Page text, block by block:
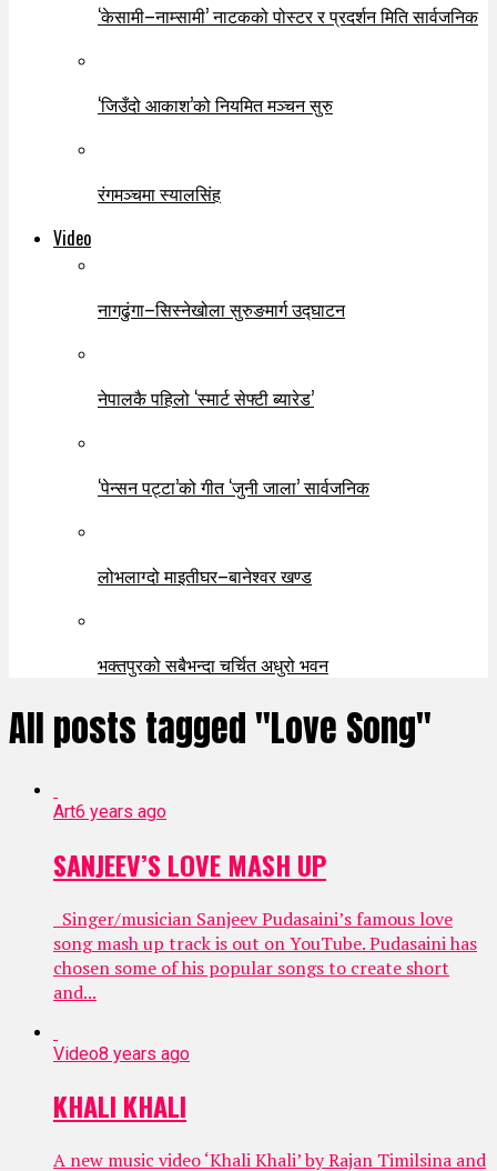
‘केसामी–नाम्सामी’ नाटकको पोस्टर र प्रदर्शन मिति सार्वजनिक
‘जिउँदो आकाश’को नियमित मञ्चन सुरु
रंगमञ्चमा स्यालसिंह
Video
नागढुंगा–सिस्नेखोला सुरुङमार्ग उद्घाटन
नेपालकै पहिलो ‘स्मार्ट सेफ्टी ब्यारेड’
‘पेन्सन पट्टा’को गीत ‘जुनी जाला’ सार्वजनिक
लोभलाग्दो माइतीघर–बानेश्वर खण्ड
भक्तपुरको सबैभन्दा चर्चित अधुरो भवन
All posts tagged "Love Song"
Art6 years ago
SANJEEV’S LOVE MASH UP
Singer/musician Sanjeev Pudasaini’s famous love
song mash up track is out on YouTube. Pudasaini has
chosen some of his popular songs to create short
and...
Video8 years ago
KHALI KHALI
A new music video ‘Khali Khali’ by Rajan Timilsina and